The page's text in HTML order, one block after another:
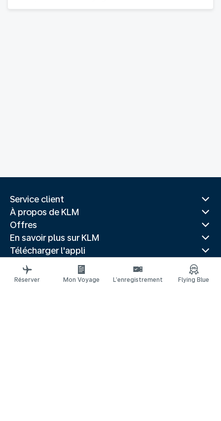
Service client
À propos de KLM
Offres
En savoir plus sur KLM
Télécharger l'appli
Sites Web associés
Guides de voyage
Réserver Mon Voyage L’enregistrement Flying Blue